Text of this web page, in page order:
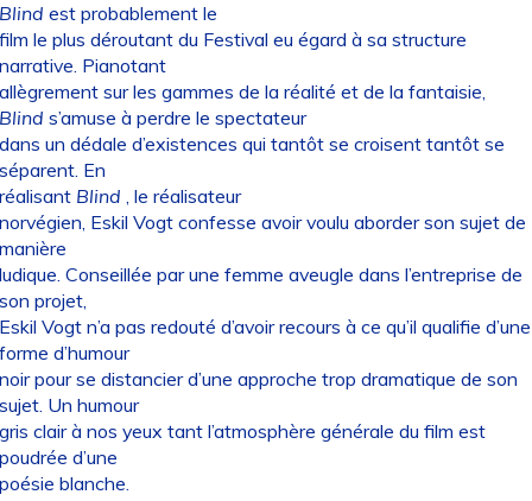
est probablement le
le plus déroutant du Festival eu égard à sa structure
Pianotant
sur les gammes de la réalité et de la fantaisie,
s’amuse à perdre le spectateur
un dédale d’existences qui tantôt se croisent tantôt se
En
Blind , le réalisateur
Eskil Vogt confesse avoir voulu aborder son sujet de
Conseillée par une femme aveugle dans l’entreprise de
projet,
Vogt n’a pas redouté d’avoir recours à ce qu’il qualifie d’une
d’humour
pour se distancier d’une approche trop dramatique de son
Un humour
clair à nos yeux tant l’atmosphère générale du film est
d’une
blanche.